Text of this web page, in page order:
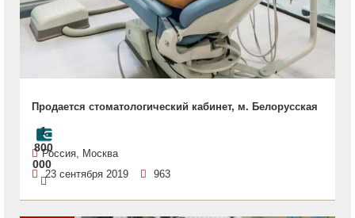
Продается стоматологический кабинет, м. Белорусская
1
800
000
Россия, Москва
23 сентября 2019
963